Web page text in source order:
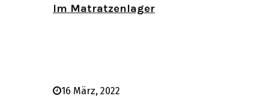
Im Matratzenlager
16 März, 2022